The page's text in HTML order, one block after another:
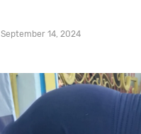
September 14, 2024